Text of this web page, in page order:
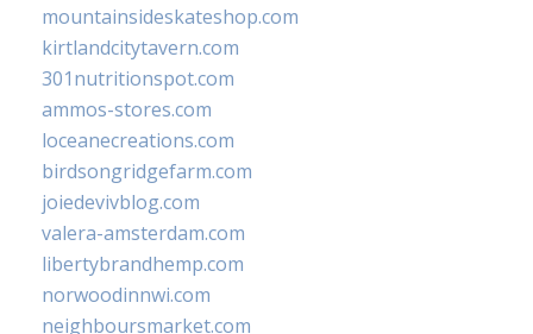
mountainsideskateshop.com
kirtlandcitytavern.com
301nutritionspot.com
ammos-stores.com
loceanecreations.com
birdsongridgefarm.com
joiedevivblog.com
valera-amsterdam.com
libertybrandhemp.com
norwoodinnwi.com
neighboursmarket.com